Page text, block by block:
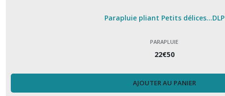
Parapluie pliant Petits délices...DLP
PARAPLUIE
22€50
AJOUTER AU PANIER